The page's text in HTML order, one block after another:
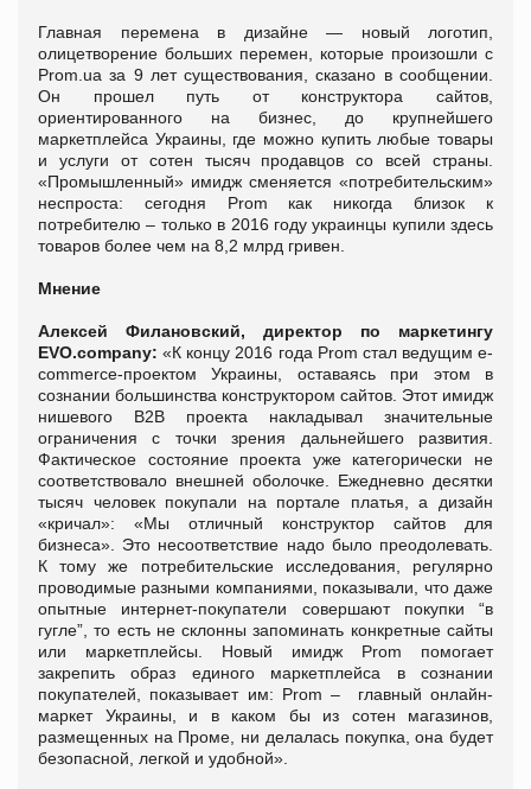
Главная перемена в дизайне — новый логотип,
олицетворение больших перемен, которые произошли с
Prom.ua за 9 лет существования, сказано в сообщении.
Он прошел путь от конструктора сайтов,
ориентированного на бизнес, до крупнейшего
маркетплейса Украины, где можно купить любые товары
и услуги от сотен тысяч продавцов со всей страны.
«Промышленный» имидж сменяется «потребительским»
неспроста: сегодня Prom как никогда близок к
потребителю – только в 2016 году украинцы купили здесь
товаров более чем на 8,2 млрд гривен.
Мнение
Алексей Филановский, директор по маркетингу
EVO.company: «К концу 2016 года Prom стал ведущим e-
commerce-проектом Украины, оставаясь при этом в
сознании большинства конструктором сайтов. Этот имидж
нишевого В2В проекта накладывал значительные
ограничения с точки зрения дальнейшего развития.
Фактическое состояние проекта уже категорически не
соответствовало внешней оболочке. Ежедневно десятки
тысяч человек покупали на портале платья, а дизайн
«кричал»: «Мы отличный конструктор сайтов для
бизнеса». Это несоответствие надо было преодолевать.
К тому же потребительские исследования, регулярно
проводимые разными компаниями, показывали, что даже
опытные интернет-покупатели совершают покупки “в
гугле”, то есть не склонны запоминать конкретные сайты
или маркетплейсы. Новый имидж Prom помогает
закрепить образ единого маркетплейса в сознании
покупателей, показывает им: Prom – главный онлайн-
маркет Украины, и в каком бы из сотен магазинов,
размещенных на Проме, ни делалась покупка, она будет
безопасной, легкой и удобной».